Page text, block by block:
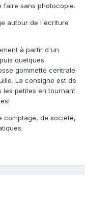
faire sans photocopie.
autour de l'écriture
à partir d'un
quelques
gommette centrale
La consigne est de
les petites en tournant
comptage, de société,